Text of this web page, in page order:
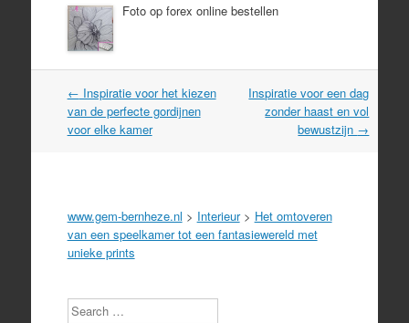
Foto op forex online bestellen
Post
navigation
← Inspiratie voor het kiezen
van de perfecte gordijnen
voor elke kamer
Inspiratie voor een dag
zonder haast en vol
bewustzijn →
www.gem-bernheze.nl > Interieur> Het omtoveren
van een speelkamer tot een fantasiewereld met
unieke prints
Search